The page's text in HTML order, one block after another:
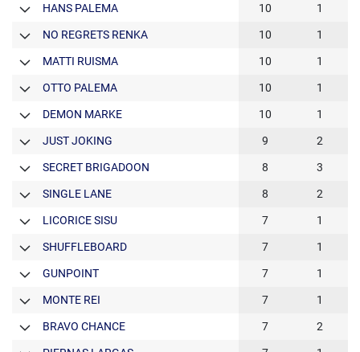
HANS PALEMA 10 1
NO REGRETS RENKA 10 1
MATTI RUISMA 10 1
OTTO PALEMA 10 1
DEMON MARKE 10 1
JUST JOKING 9 2
SECRET BRIGADOON 8 3
SINGLE LANE 8 2
LICORICE SISU 7 1
SHUFFLEBOARD 7 1
GUNPOINT 7 1
MONTE REI 7 1
BRAVO CHANCE 7 2